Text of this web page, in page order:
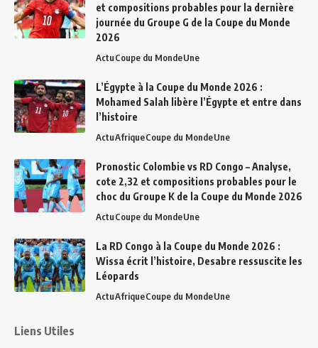
et compositions probables pour la dernière
journée du Groupe G de la Coupe du Monde
2026
ActuCoupe du MondeUne
L’Égypte à la Coupe du Monde 2026 :
Mohamed Salah libère l’Égypte et entre dans
l’histoire
ActuAfriqueCoupe du MondeUne
Pronostic Colombie vs RD Congo – Analyse,
cote 2,32 et compositions probables pour le
choc du Groupe K de la Coupe du Monde 2026
ActuCoupe du MondeUne
La RD Congo à la Coupe du Monde 2026 :
Wissa écrit l’histoire, Desabre ressuscite les
Léopards
ActuAfriqueCoupe du MondeUne
Liens Utiles